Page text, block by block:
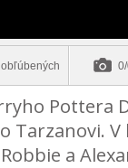
Pottera
Tarzanovi.
a